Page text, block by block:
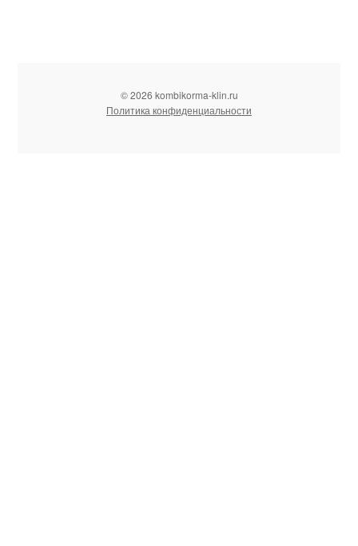
© 2026 kombikorma-klin.ru
Политика конфиденциальности